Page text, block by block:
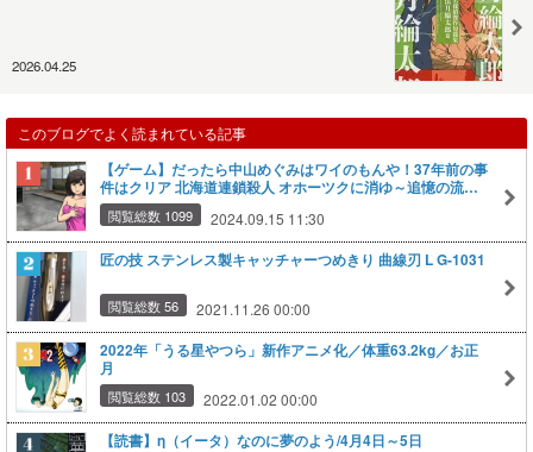
2026.04.25
このブログでよく読まれている記事
【ゲーム】だったら中山めぐみはワイのもんや！37年前の事
件はクリア 北海道連鎖殺人 オホーツクに消ゆ～追憶の流
氷・涙のニポポ人形～ 3日目/9月14日
閲覧総数 1099 2024.09.15 11:30
匠の技 ステンレス製キャッチャーつめきり 曲線刃 L G-1031
閲覧総数 56 2021.11.26 00:00
2022年「うる星やつら」新作アニメ化／体重63.2kg／お正
月
閲覧総数 103 2022.01.02 00:00
【読書】η（イータ）なのに夢のよう/4月4日～5日